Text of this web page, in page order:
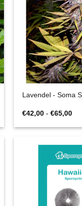
Lavendel - Soma
€42,00 - €65,00
tot